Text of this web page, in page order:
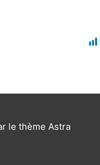
le thème Astra